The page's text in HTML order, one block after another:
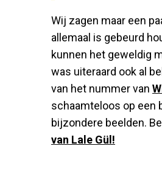
Wij zagen maar een
allemaal is gebeurd
kunnen het geweldig
was uiteraard ook al
van het nummer van
schaamteloos op een
bijzondere beelden.
van Lale Gül!